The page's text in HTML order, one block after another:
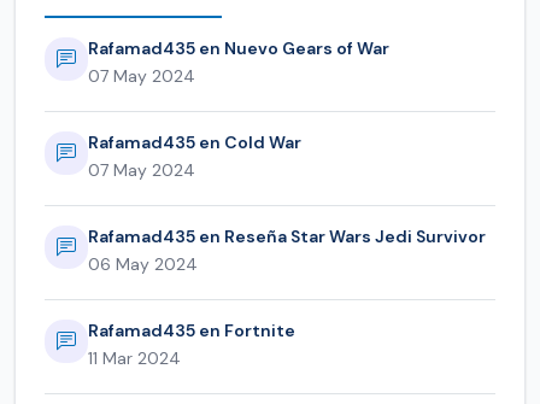
Rafamad435 en Nuevo Gears of War
07 May 2024
Rafamad435 en Cold War
07 May 2024
Rafamad435 en Reseña Star Wars Jedi Survivor
06 May 2024
Rafamad435 en Fortnite
11 Mar 2024